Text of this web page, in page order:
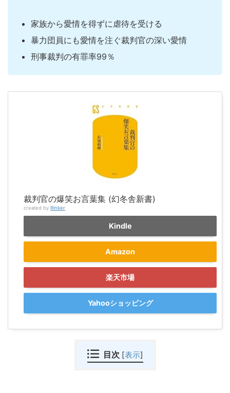
家族から愛情を得ずに虐待を受ける
暴力団員にも愛情を注ぐ裁判官の深い愛情
刑事裁判の有罪率99％
裁判官の爆笑お言葉集 (幻冬舎新書)
created by Rinker
Kindle
Amazon
楽天市場
Yahooショッピング
目次 [表示]